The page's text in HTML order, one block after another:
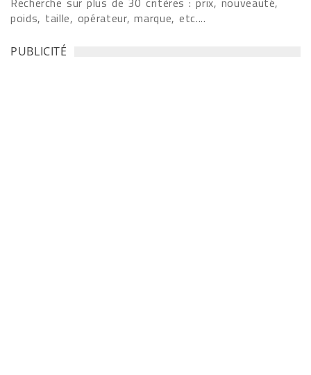
poids, taille, opérateur, marque, etc....
PUBLICITÉ